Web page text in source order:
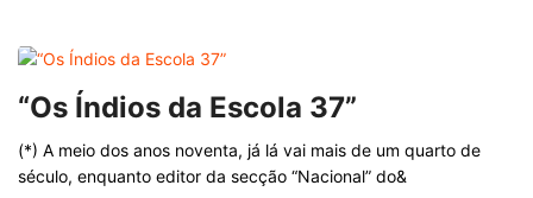
“Os Índios da Escola 37”
(*) A meio dos anos noventa, já lá vai mais de um quarto de
século, enquanto editor da secção “Nacional” do&